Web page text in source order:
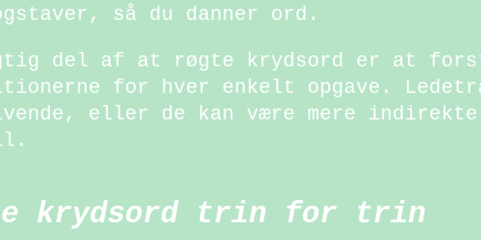
så du danner ord.
del af at røgte krydsord er at
for hver enkelt opgave.
eller de kan være mere
krydsord trin for trin